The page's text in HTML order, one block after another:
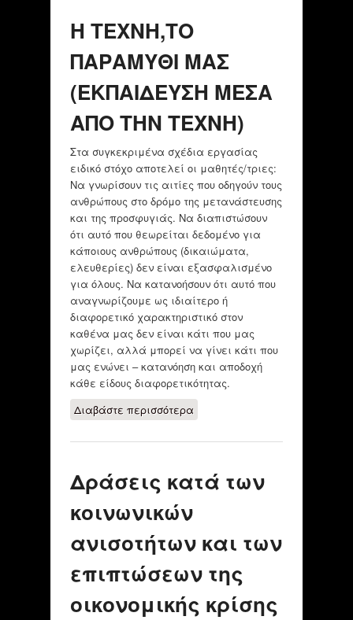
Η ΤΕΧΝΗ,ΤΟ
ΠΑΡΑΜΥΘΙ ΜΑΣ
(ΕΚΠΑΙΔΕΥΣΗ ΜΕΣΑ
ΑΠΟ ΤΗΝ ΤΕΧΝΗ)
Στα συγκεκριμένα σχέδια εργασίας
ειδικό στόχο αποτελεί οι μαθητές/τριες:
Να γνωρίσουν τις αιτίες που οδηγούν τους
ανθρώπους στο δρόμο της μετανάστευσης
και της προσφυγιάς. Να διαπιστώσουν
ότι αυτό που θεωρείται δεδομένο για
κάποιους ανθρώπους (δικαιώματα,
ελευθερίες) δεν είναι εξασφαλισμένο
για όλους. Να κατανοήσουν ότι αυτό που
αναγνωρίζουμε ως ιδιαίτερο ή
διαφορετικό χαρακτηριστικό στον
καθένα μας δεν είναι κάτι που μας
χωρίζει, αλλά μπορεί να γίνει κάτι που
μας ενώνει – κατανόηση και αποδοχή
κάθε είδους διαφορετικότητας.
Διαβάστε περισσότεραγια Η ΤΕΧΝΗ,ΤΟ
(ΕΚΠΑΙΔΕΥΣΗ ΜΕΣΑ
Δράσεις κατά των
κοινωνικών
ανισοτήτων και των
επιπτώσεων της
οικονομικής κρίσης